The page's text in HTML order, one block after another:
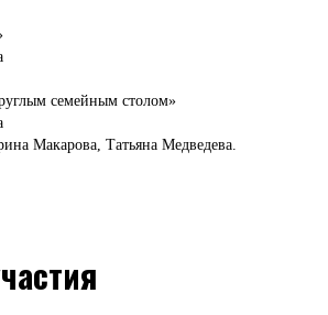
семейным столом»
Макарова, Татьяна Медведева.